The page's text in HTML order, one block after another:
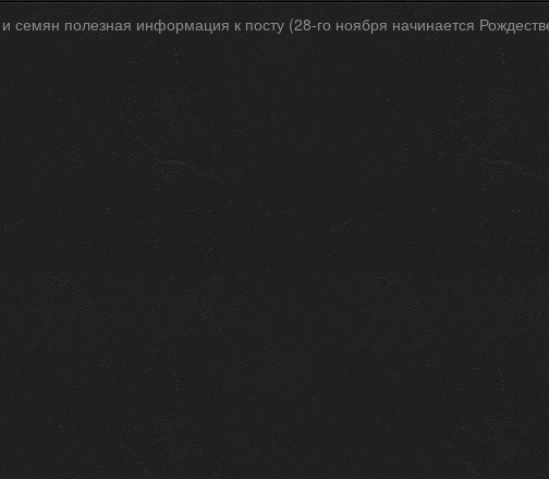
семян полезная информация к посту (28-го ноября начинается